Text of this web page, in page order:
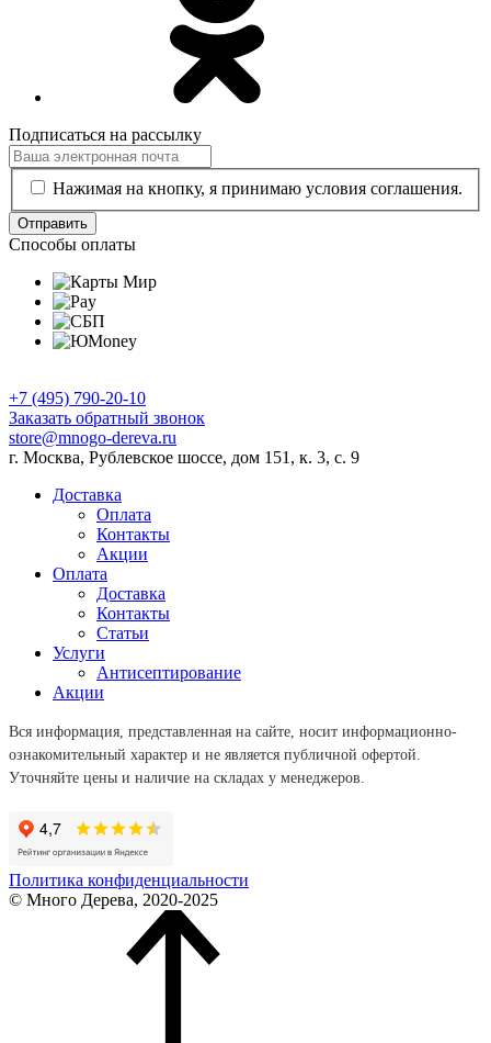
Подписаться на рассылку
Нажимая на кнопку, я принимаю условия соглашения.
Отправить
Способы оплаты
+7 (495) 790-20-10
Заказать обратный звонок
store@mnogo-dereva.ru
г. Москва, Рублевское шоссе, дом 151, к. 3, с. 9
Доставка
Оплата
Контакты
Акции
Оплата
Доставка
Контакты
Статьи
Услуги
Антисептирование
Акции
Вся информация, представленная на сайте, носит информационно-
ознакомительный характер и не является публичной офертой.
Уточняйте цены и наличие на складах у менеджеров.
Политика конфиденциальности
© Много Дерева, 2020-2025